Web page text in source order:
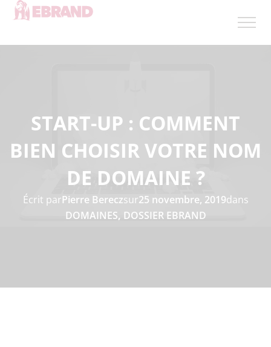
START-UP : COMMENT
BIEN CHOISIR VOTRE NOM
DE DOMAINE ?
Écrit parPierre Bereczsur25 novembre, 2019dans
DOMAINES, DOSSIER EBRAND